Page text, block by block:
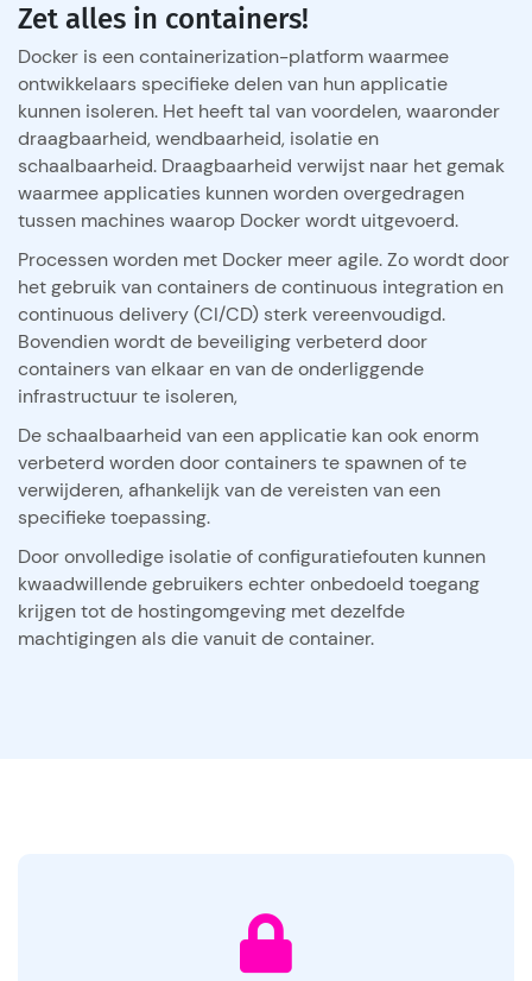
Zet alles in containers!
Docker is een containerization-platform waarmee
ontwikkelaars specifieke delen van hun applicatie
kunnen isoleren. Het heeft tal van voordelen, waaronder
draagbaarheid, wendbaarheid, isolatie en
schaalbaarheid. Draagbaarheid verwijst naar het gemak
waarmee applicaties kunnen worden overgedragen
tussen machines waarop Docker wordt uitgevoerd.
Processen worden met Docker meer agile. Zo wordt door
het gebruik van containers de continuous integration en
continuous delivery (CI/CD) sterk vereenvoudigd.
Bovendien wordt de beveiliging verbeterd door
containers van elkaar en van de onderliggende
infrastructuur te isoleren,
De schaalbaarheid van een applicatie kan ook enorm
verbeterd worden door containers te spawnen of te
verwijderen, afhankelijk van de vereisten van een
specifieke toepassing.
Door onvolledige isolatie of configuratiefouten kunnen
kwaadwillende gebruikers echter onbedoeld toegang
krijgen tot de hostingomgeving met dezelfde
machtigingen als die vanuit de container.